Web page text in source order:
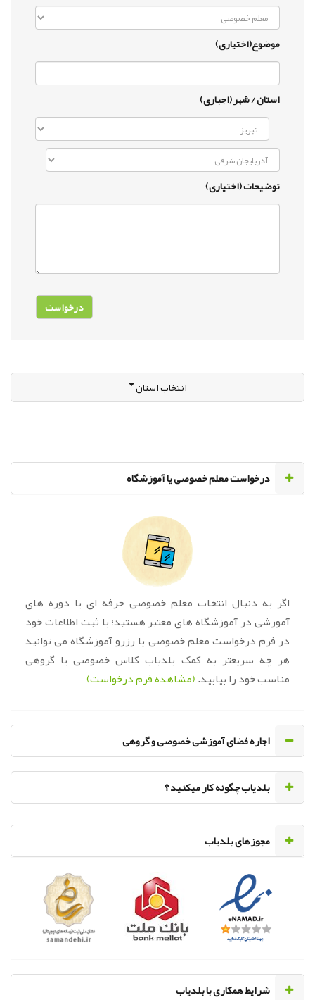
موضوع(اختیاری)
استان / شهر (اجباری)
توضیحات (اختیاری)
انتخاب استان
‌درخواست معلم خصوصی یا آموزشگاه
اگر به دنبال انتخاب معلم خصوصی حرفه ای یا دوره های
آموزشی در آموزشگاه های معتبر هستید؛ با ثبت اطلاعات خود
در فرم درخواست معلم خصوصی یا رزرو آموزشگاه می توانید
هر چه سریعتر به کمک بلدیاب کلاس خصوصی یا گروهی
مناسب خود را بیابید.(مشاهده فرم درخواست)
اجاره فضای آموزشی خصوصی و گروهی
‌بلدیاب چگونه کار میکنید ؟
مجوزهای بلدیاب
‌شرایط همکاری با بلدیاب